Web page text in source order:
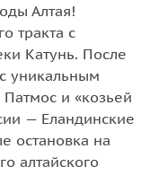
Алтая!
тракта с
Катунь. После
уникальным
и «козьей
— Еландинские
остановка на
алтайского